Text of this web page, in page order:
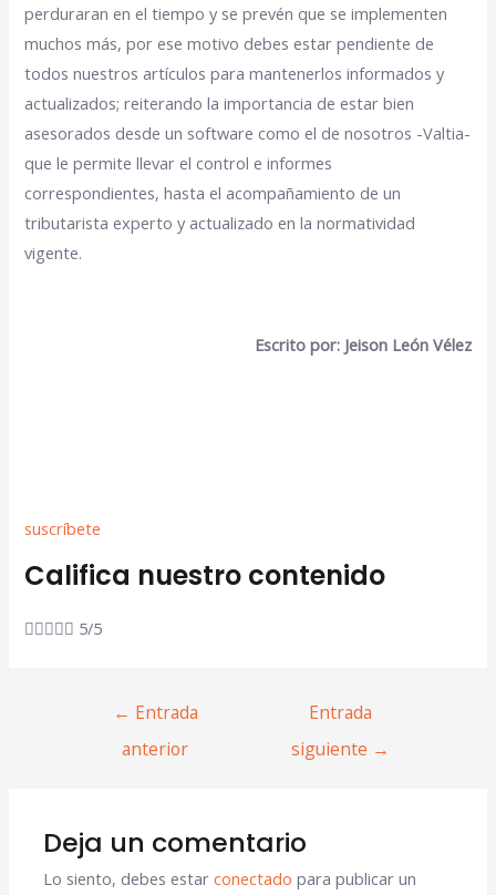
perduraran en el tiempo y se prevén que se implementen
muchos más, por ese motivo debes estar pendiente de
todos nuestros artículos para mantenerlos informados y
actualizados; reiterando la importancia de estar bien
asesorados desde un software como el de nosotros -Valtia-
que le permite llevar el control e informes
correspondientes, hasta el acompañamiento de un
tributarista experto y actualizado en la normatividad
vigente.
Escrito por: Jeison León Vélez
suscríbete
Califica nuestro contenido
 5/5
← Entrada
anterior
Entrada
siguiente →
Deja un comentario
Lo siento, debes estarconectado para publicar un